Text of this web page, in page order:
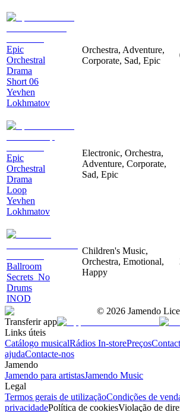
Epic
Orchestral
Drama
Short 06
Yevhen
Lokhmatov
Orchestra, Adventure,
Corporate, Sad, Epic
Epic
Orchestral
Drama
Loop
Yevhen
Lokhmatov
Electronic, Orchestra,
Adventure, Corporate,
Sad, Epic
Ballroom
Secrets_No
Drums
INOD
Children's Music,
Orchestra, Emotional,
Happy
© 2026 Jamendo
Transferir app
Links úteis
Catálogo musicalRádios In-storePreços
ajudaContacte-nos
Jamendo
Jamendo para artistasJamendo Music
Legal
Termos gerais de utilizaçãoCondições de
privacidadePolítica de cookiesViolação de